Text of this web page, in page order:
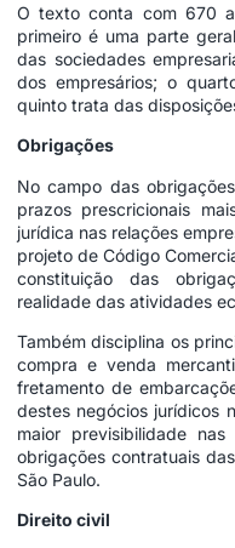
O texto conta com 670
primeiro é uma parte
das sociedades
dos empresários; o
quinto trata das
Obrigações
No campo das
prazos prescricionais
jurídica nas relações
projeto de Código
constituição das
realidade das atividades
Também disciplina os
compra e venda
fretamento de
destes negócios jurídicos
maior previsibilidade
obrigações contratuais
São Paulo.
Direito civil